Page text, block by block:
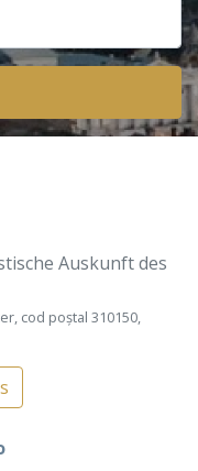
Auskunft des
cod poștal 310150,